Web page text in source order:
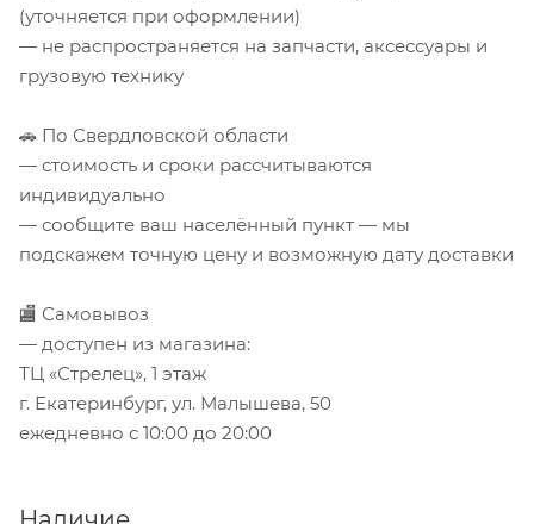
(уточняется при оформлении)
— не распространяется на запчасти, аксессуары и
грузовую технику
🚗 По Свердловской области
— стоимость и сроки рассчитываются
индивидуально
— сообщите ваш населённый пункт — мы
подскажем точную цену и возможную дату доставки
🏬 Самовывоз
— доступен из магазина:
ТЦ «Стрелец», 1 этаж
г. Екатеринбург, ул. Малышева, 50
ежедневно с 10:00 до 20:00